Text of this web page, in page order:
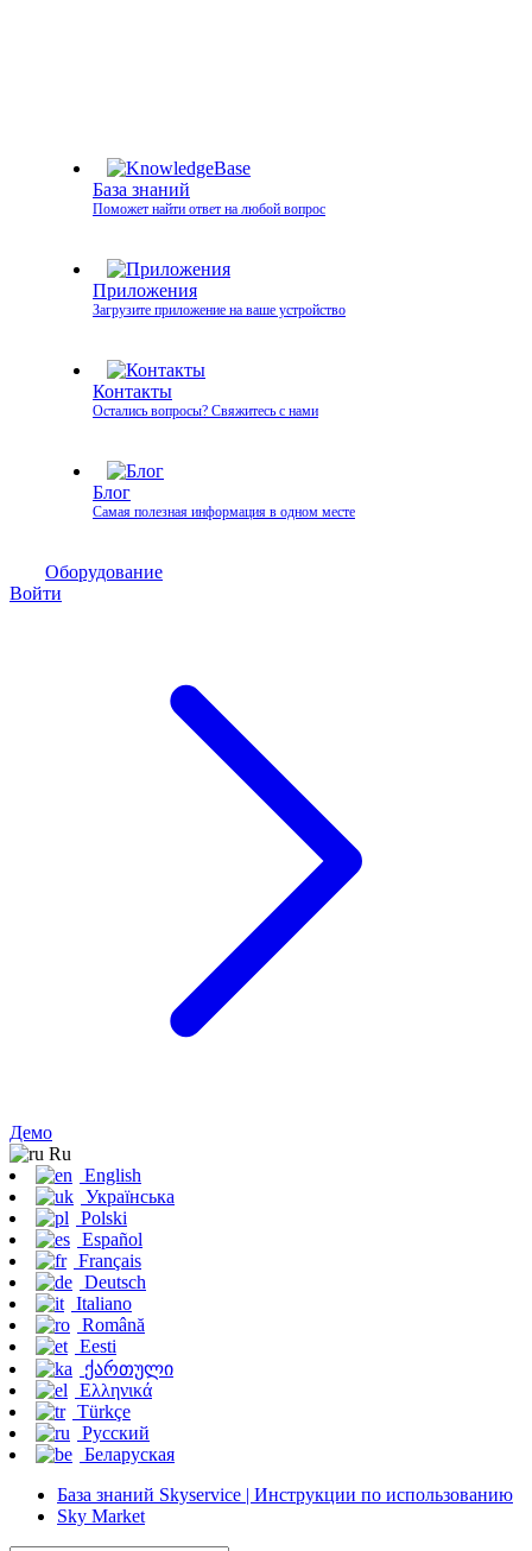
База знаний
Поможет найти ответ на любой вопрос
Приложения
Загрузите приложение на ваше устройство
Контакты
Остались вопросы? Свяжитесь с нами
Блог
Самая полезная информация в одном месте
Оборудование
Войти
Демо
Ru
English
Українська
Polski
Español
Français
Deutsch
Italiano
Română
Eesti
ქართული
Ελληνικά
Türkçe
Русский
Беларуская
База знаний Skyservice | Инструкции по использованию
Sky Market